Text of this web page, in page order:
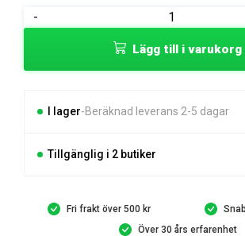
879 kr.
689 kr.
-
Husqvarna
Sågkedjeolja
Guard
10l
Lägg till i varukorg
I lager Beräknad leverans 2-5 dagar
Tillgänglig i 2 butiker
Fri frakt över 500 kr
Över 30 års erfarenhet